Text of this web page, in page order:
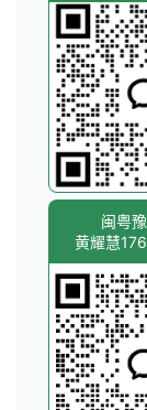
闽粤
黄耀慧